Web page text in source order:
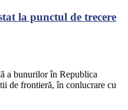
la punctul de trecere
a bunurilor în Republica
de frontieră, în conlucrare cu